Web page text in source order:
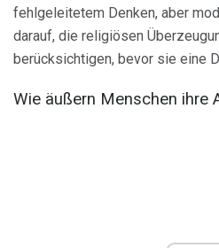
fehlgeleitetem Denken, aber
darauf, die religiösen
berücksichtigen, bevor sie eine
Wie äußern Menschen ihre